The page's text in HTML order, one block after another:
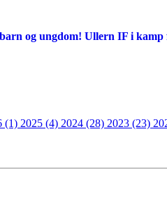
og ungdom! Ullern IF i
(1) 2025 (4) 2024 (28) 2023 (23)